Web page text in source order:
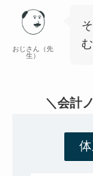
おじさん（先
生）
＼会計